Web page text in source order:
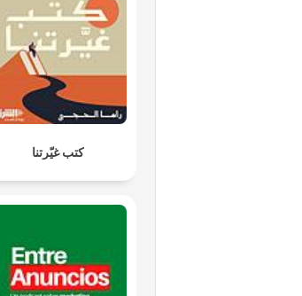
كتب غيّرتنا